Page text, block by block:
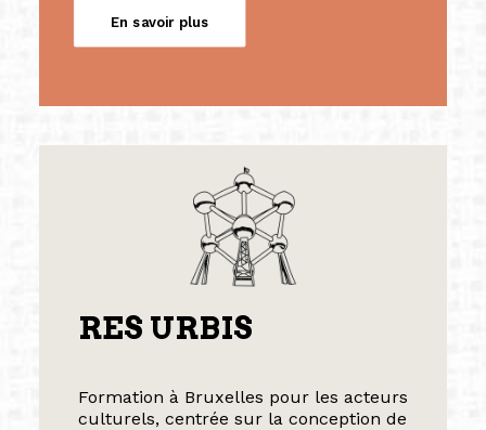
En savoir plus
RES URBIS
Formation à Bruxelles pour les acteurs
culturels, centrée sur la conception de